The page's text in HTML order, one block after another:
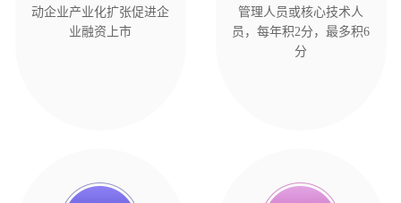
动企业产业化扩张促进企
业融资上市
管理人员或核心技术人
员，每年积2分，最多积6
分